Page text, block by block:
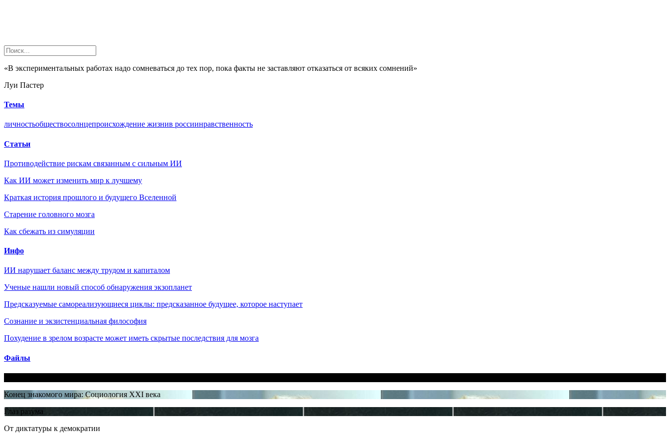
«В экспериментальных работах надо сомневаться до тех пор, пока факты не заставляют отказаться от всяких сомнений»
Луи Пастер
Темы
личностьобществосолнцепроисхождение жизнив россиинравственность
Статьи
Противодействие рискам связанным с сильным ИИ
Как ИИ может изменить мир к лучшему
Краткая история прошлого и будущего Вселенной
Старение головного мозга
Как сбежать из симуляции
Инфо
ИИ нарушает баланс между трудом и капиталом
Ученые нашли новый способ обнаружения экзопланет
Предсказуемые самореализующиеся циклы: предсказанное будущее, которое наступает
Сознание и экзистенциальная философия
Похудение в зрелом возрасте может иметь скрытые последствия для мозга
Файлы
Конец знакомого мира: Социология XXI века
Глаз разума
От диктатуры к демократии